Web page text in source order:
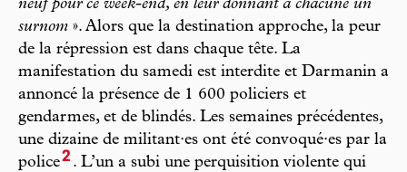
neuf pour ce week-end, en leur donnant à chacune un
surnom ». Alors que la destination approche, la peur
de la répression est dans chaque tête. La
manifestation du samedi est interdite et Darmanin a
annoncé la présence de 1 600 policiers et
gendarmes, et de blindés. Les semaines précédentes,
une dizaine de militant·es ont été convoqué·es par la
police2 . L’un a subi une perquisition violente qui